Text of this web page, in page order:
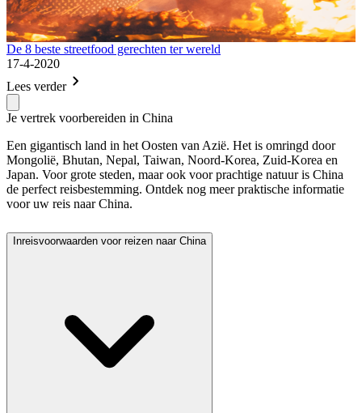
De 8 beste streetfood gerechten ter wereld
17-4-2020
Lees verder
Je vertrek voorbereiden in China
Een gigantisch land in het Oosten van Azië. Het is omringd door
Mongolië, Bhutan, Nepal, Taiwan, Noord-Korea, Zuid-Korea en
Japan. Voor grote steden, maar ook voor prachtige natuur is China
de perfect reisbestemming. Ontdek nog meer praktische informatie
voor uw reis naar China.
Inreisvoorwaarden voor reizen naar China